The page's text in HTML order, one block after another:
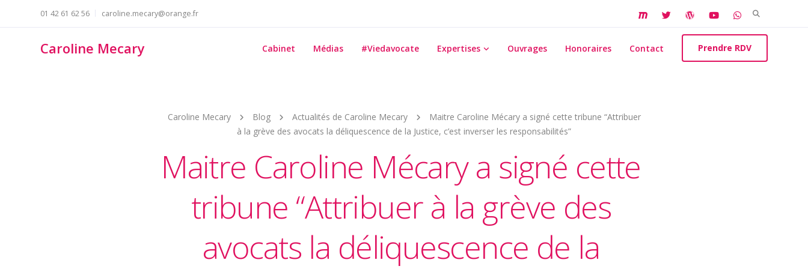
Search
for:
01 42 61 62 56 caroline.mecary@orange.fr
Caroline Mecary Cabinet Médias #Viedavocate Expertises Ouvrages Honoraires Contact Prendre RDV
Caroline Mecary Blog Actualités de Caroline Mecary
Maitre Caroline Mécary a signé cette tribune “Attribuer
à la grève des avocats la déliquescence de la Justice, c’est inverser les responsabilités”
Maitre Caroline Mécary a signé cette
tribune “Attribuer à la grève des
avocats la déliquescence de la